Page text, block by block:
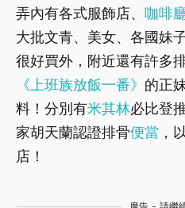
弄內有各式服飾店、 咖啡
大批文青、美女、各國妹
很好買外，附近還有許多
《上班族放飯一番》 的正
料！分別有米其林必比登
家胡天蘭認證排骨便當 ，
店！